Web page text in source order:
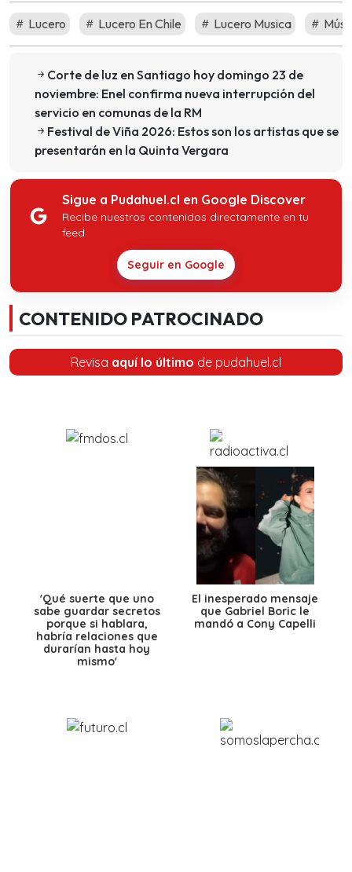
Lucero Lucero En Chile Lucero Musica
Corte de luz en Santiago hoy domingo 23 de
noviembre: Enel confirma nueva interrupción del
servicio en comunas de la RM
Festival de Viña 2026: Estos son los artistas que se
presentarán en la Quinta Vergara
Sigue a Pudahuel.cl en Google Discover
Recibe nuestros contenidos directamente en tu
feed.
Seguir en Google
CONTENIDO PATROCINADO
Revisa aquí lo último de pudahuel.cl
'Qué suerte que uno
sabe guardar secretos
porque si hablara,
habría relaciones que
durarían hasta hoy
mismo'
El inesperado mensaje
que Gabriel Boric le
mandó a Cony Capelli